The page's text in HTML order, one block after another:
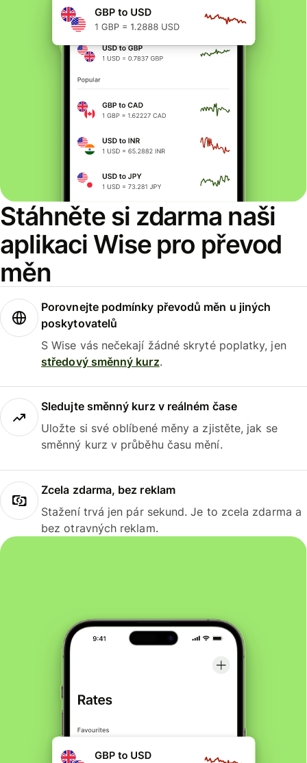
Stáhněte si zdarma naši
aplikaci Wise pro převod
měn
Porovnejte podmínky převodů měn u jiných
poskytovatelů
S Wise vás nečekají žádné skryté poplatky, jen
středový směnný kurz.
Sledujte směnný kurz v reálném čase
Uložte si své oblíbené měny a zjistěte, jak se
směnný kurz v průběhu času mění.
Zcela zdarma, bez reklam
Stažení trvá jen pár sekund. Je to zcela zdarma a
bez otravných reklam.